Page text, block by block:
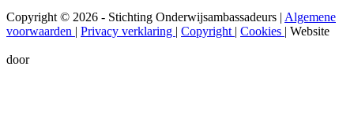
Copyright © 2026 - Stichting Onderwijsambassadeurs | Algemene
voorwaarden | Privacy verklaring | Copyright | Cookies | Website
door